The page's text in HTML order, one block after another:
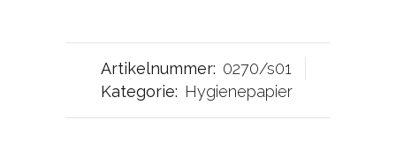
Artikelnummer: 0270/s01
Kategorie: Hygienepapier